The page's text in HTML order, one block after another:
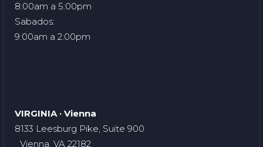
8:00am a 5:00pm
Sabados:
9:00am a 2:00pm
VIRGINIA · Vienna
8133 Leesburg Pike, Suite 900
Vienna, VA 22182